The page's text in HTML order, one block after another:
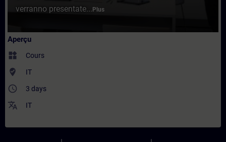
verranno presentate... Plus
Aperçu
widgets Cours
where_to_vote IT
access_time 3 days
translate IT